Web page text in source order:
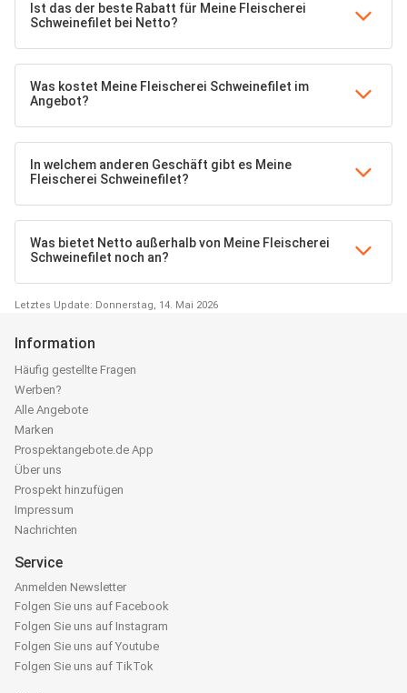
Ist das der beste Rabatt für Meine Fleischerei
Schweinefilet bei Netto?
Was kostet Meine Fleischerei Schweinefilet im
Angebot?
In welchem anderen Geschäft gibt es Meine
Fleischerei Schweinefilet?
Was bietet Netto außerhalb von Meine Fleischerei
Schweinefilet noch an?
Letztes Update: Donnerstag, 14. Mai 2026
Information
Häufig gestellte Fragen
Werben?
Alle Angebote
Marken
Prospektangebote.de App
Über uns
Prospekt hinzufügen
Impressum
Nachrichten
Service
Anmelden Newsletter
Folgen Sie uns auf Facebook
Folgen Sie uns auf Instagram
Folgen Sie uns auf Youtube
Folgen Sie uns auf TikTok